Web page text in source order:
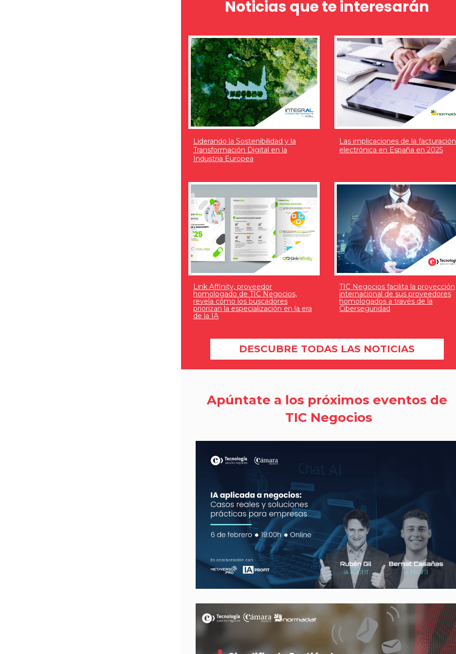
Noticias que te interesarán
Liderando la Sostenibilidad y la
Transformación Digital en la
Industria Europea
Las implicaciones de la facturación
electrónica en España en 2025
Link Affinity, proveedor
homologado de TIC Negocios,
revela cómo los buscadores
priorizan la especialización en la era
de la IA
TIC Negocios facilita la proyección
internacional de sus proveedores
homologados a través de la
Ciberseguridad
DESCUBRE TODAS LAS NOTICIAS
Apúntate a los próximos eventos de
TIC Negocios